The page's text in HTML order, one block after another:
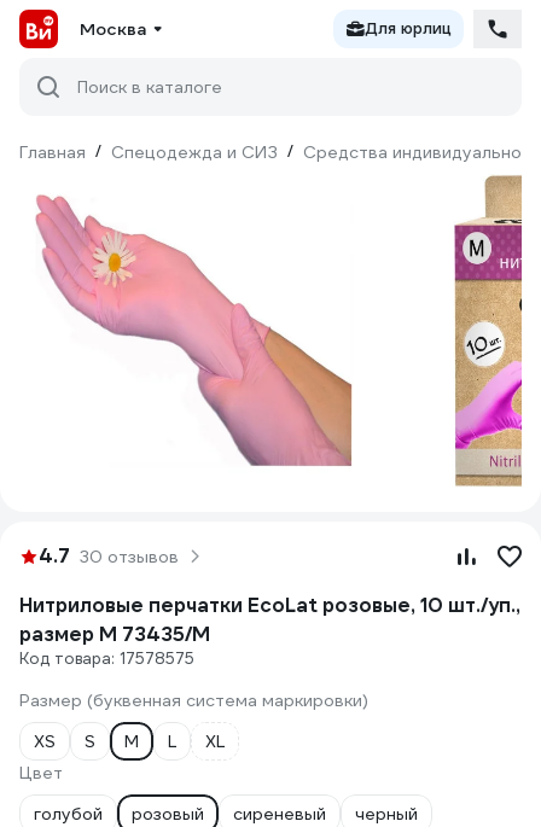
Москва Для юрлиц
Поиск в каталоге
Главная / Спецодежда и СИЗ / Средства индивидуальной
4.7 30 отзывов
Нитриловые перчатки EcoLat розовые, 10 шт./уп.,
размер M 73435/M
Код товара: 17578575
Размер (буквенная система маркировки)
XS
S M L
XL
Цвет
голубой
розовый сиреневый черный